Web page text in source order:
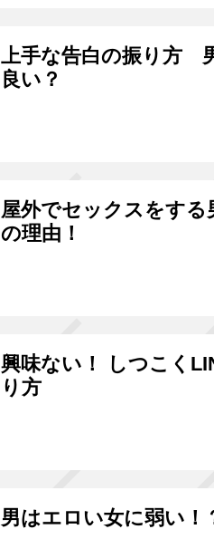
上手な告白の振り方
良い？
屋外でセックスをす
の理由！
興味ない！ しつこく
り方
男はエロい女に弱い